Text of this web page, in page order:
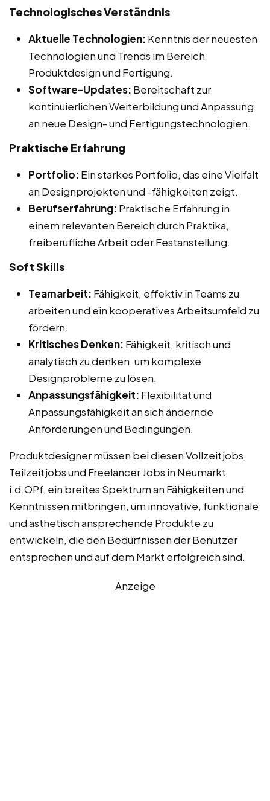
Technologisches Verständnis
Aktuelle Technologien: Kenntnis der neuesten
Technologien und Trends im Bereich
Produktdesign und Fertigung.
Software-Updates: Bereitschaft zur
kontinuierlichen Weiterbildung und Anpassung
an neue Design- und Fertigungstechnologien.
Praktische Erfahrung
Portfolio: Ein starkes Portfolio, das eine Vielfalt
an Designprojekten und -fähigkeiten zeigt.
Berufserfahrung: Praktische Erfahrung in
einem relevanten Bereich durch Praktika,
freiberufliche Arbeit oder Festanstellung.
Soft Skills
Teamarbeit: Fähigkeit, effektiv in Teams zu
arbeiten und ein kooperatives Arbeitsumfeld zu
fördern.
Kritisches Denken: Fähigkeit, kritisch und
analytisch zu denken, um komplexe
Designprobleme zu lösen.
Anpassungsfähigkeit: Flexibilität und
Anpassungsfähigkeit an sich ändernde
Anforderungen und Bedingungen.
Produktdesigner müssen bei diesen Vollzeitjobs,
Teilzeitjobs und Freelancer Jobs in Neumarkt
i.d.OPf. ein breites Spektrum an Fähigkeiten und
Kenntnissen mitbringen, um innovative, funktionale
und ästhetisch ansprechende Produkte zu
entwickeln, die den Bedürfnissen der Benutzer
entsprechen und auf dem Markt erfolgreich sind.
Anzeige